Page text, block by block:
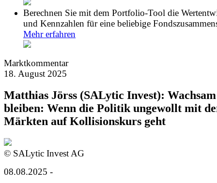
Berechnen Sie mit dem Portfolio-Tool die
und Kennzahlen für eine beliebige
Mehr erfahren
Marktkommentar
18. August 2025
Matthias Jörss (SALytic Invest): Wachsam
bleiben: Wenn die Politik ungewollt mit
Märkten auf Kollisionskurs geht
© SALytic Invest AG
08.08.2025 -